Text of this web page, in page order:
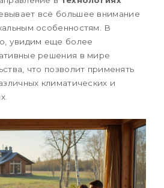
всё большее внимание
особенностям. В
увидим еще более
решения в мире
что позволит применять
климатических и